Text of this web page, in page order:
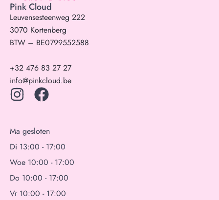
Pink Cloud
Leuvensesteenweg 222
3070 Kortenberg
BTW – BE0799552588
+32 476 83 27 27
info@pinkcloud.be
Ma gesloten
Di 13:00 - 17:00
Woe 10:00 - 17:00
Do 10:00 - 17:00
Vr 10:00 - 17:00